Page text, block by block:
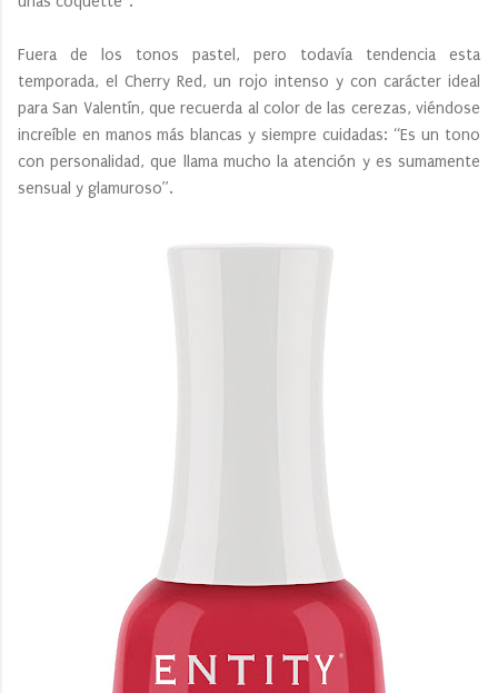
Fuera de los tonos pastel, pero todavía tendencia esta
temporada, el Cherry Red, un rojo intenso y con carácter ideal
para San Valentín, que recuerda al color de las cerezas, viéndose
increíble en manos más blancas y siempre cuidadas: “Es un tono
con personalidad, que llama mucho la atención y es sumamente
sensual y glamuroso”.